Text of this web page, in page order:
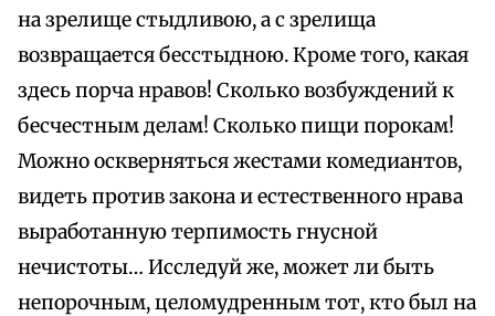
на зрелище стыдливою, а с зрелища
возвращается бесстыдною. Кроме того, какая
здесь порча нравов! Сколько возбуждений к
бесчестным делам! Сколько пищи порокам!
Можно оскверняться жестами комедиантов,
видеть против закона и естественного нрава
выработанную терпимость гнусной
нечистоты… Исследуй же, может ли быть
непорочным, целомудренным тот, кто был на